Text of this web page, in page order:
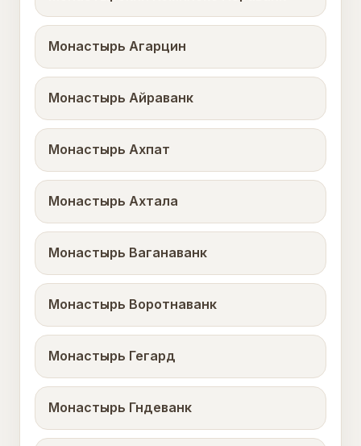
Монастырь Агарцин
Монастырь Айраванк
Монастырь Ахпат
Монастырь Ахтала
Монастырь Ваганаванк
Монастырь Воротнаванк
Монастырь Гегард
Монастырь Гндеванк